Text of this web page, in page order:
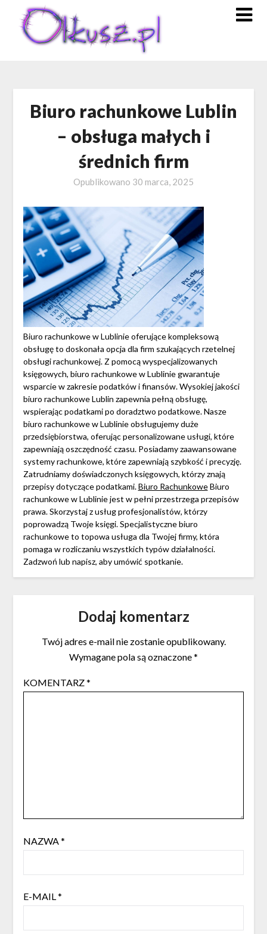
content
Biuro rachunkowe Lublin
– obsługa małych i
średnich firm
Opublikowano 30 marca, 2025
Biuro rachunkowe w Lublinie oferujące kompleksową
obsługę to doskonała opcja dla firm szukających rzetelnej
obsługi rachunkowej. Z pomocą wyspecjalizowanych
księgowych, biuro rachunkowe w Lublinie gwarantuje
wsparcie w zakresie podatków i finansów. Wysokiej jakości
biuro rachunkowe Lublin zapewnia pełną obsługę,
wspierając podatkami po doradztwo podatkowe. Nasze
biuro rachunkowe w Lublinie obsługujemy duże
przedsiębiorstwa, oferując personalizowane usługi, które
zapewniają oszczędność czasu. Posiadamy zaawansowane
systemy rachunkowe, które zapewniają szybkość i precyzję.
Zatrudniamy doświadczonych księgowych, którzy znają
przepisy dotyczące podatkami.Biuro RachunkoweBiuro
rachunkowe w Lublinie jest w pełni przestrzega przepisów
prawa. Skorzystaj z usług profesjonalistów, którzy
poprowadzą Twoje księgi. Specjalistyczne biuro
rachunkowe to topowa usługa dla Twojej firmy, która
pomaga w rozliczaniu wszystkich typów działalności.
Zadzwoń lub napisz, aby umówić spotkanie.
Dodaj komentarz
Twój adres e-mail nie zostanie opublikowany.
Wymagane pola są oznaczone*
KOMENTARZ*
NAZWA*
E-MAIL*